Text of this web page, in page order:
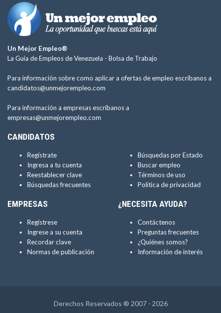
Un Mejor Empleo®
La Guía de Empleos de Venezuela - Bolsa de Trabajo
Para información sobre como aplicar a ofertas de empleo escríbanos a
candidatos@unmejorempleo.com
Para información a empresas escríbanos a
empresas@unmejorempleo.com
CANDIDATOS
Regístrate
Ingresa a tu cuenta
Reestablecer clave
Búsquedas frecuentes
Búsquedas por Estado
Buscar empleo
Términos de uso
Política de privacidad
EMPRESAS
Regístrese
Ingrese a su cuenta
Recordar clave
Normas de publicación
¿NECESITA AYUDA?
Contáctenos
Preguntas frecuentes
¿Quiénes somos?
Información de interés
Derechos Reservados ® 2007 - 2026